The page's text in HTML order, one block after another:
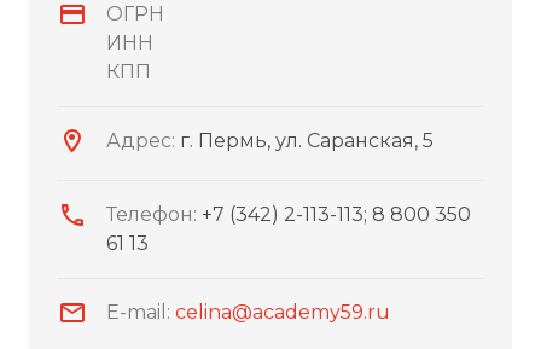
ОГРН
ИНН
КПП
Адрес: г. Пермь, ул. Саранская, 5
Телефон: +7 (342) 2-113-113; 8 800 350
61 13
E-mail: celina@academy59.ru